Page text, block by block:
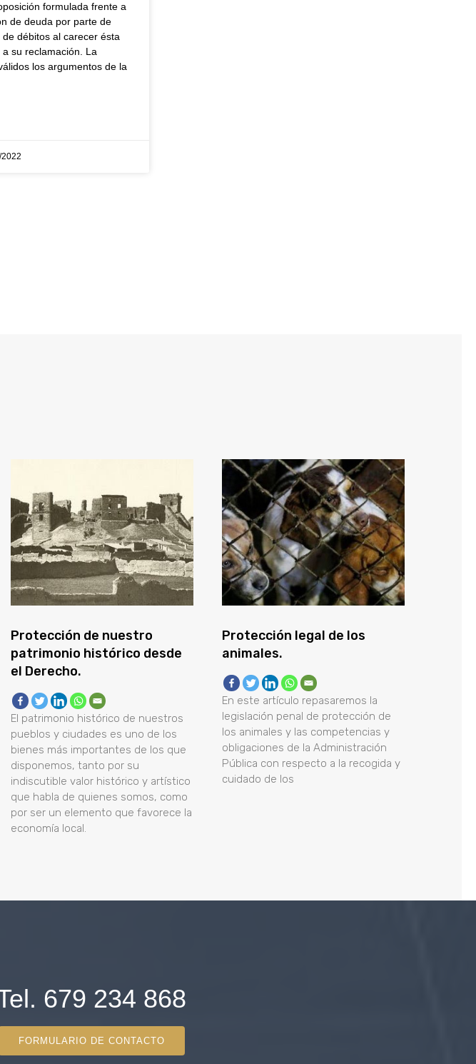
formulada frente a
de deuda por parte de
débitos al carecer ésta
su reclamación. La
los argumentos de la
Protección de nuestro
patrimonio histórico desde
el Derecho.
El patrimonio histórico de nuestros
pueblos y ciudades es uno de los
bienes más importantes de los que
disponemos, tanto por su
indiscutible valor histórico y artístico
que habla de quienes somos, como
por ser un elemento que favorece la
economía local.
Protección legal de los
animales.
En este artículo repasaremos la
legislación penal de protección de
los animales y las competencias y
obligaciones de la Administración
Pública con respecto a la recogida y
cuidado de los
679 234 868
FORMULARIO DE CONTACTO